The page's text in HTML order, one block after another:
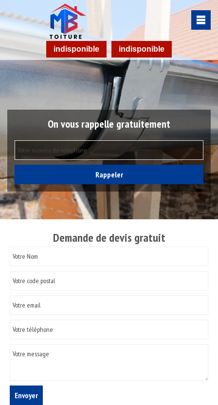
indisponible indisponible
On vous rappelle gratuitement
Demande de devis gratuit